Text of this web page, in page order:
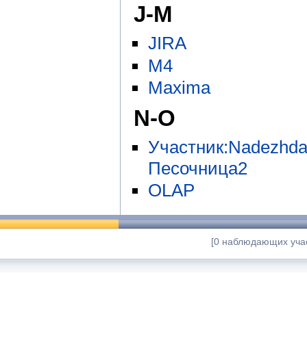
J-M
JIRA
M4
Maxima
N-O
Песочница2
OLAP
[0 наблюдающих